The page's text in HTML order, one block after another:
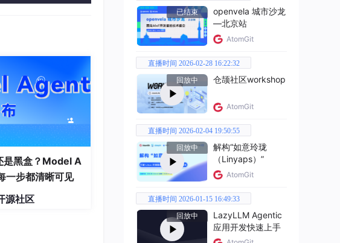
端的企业来说，是
小、成本更低"已经
将推理速度最高提
己设备上跑起来的
数十亿参数从显存
超过1000倍——从G
是黑盒？Model A
一步都清晰可见
源社区
已结束
openvela 城市沙龙
—北京站
AtomGit
直播时间 2026-02-28 16:22:32
回放中
仓颉社区workshop
AtomGit
直播时间 2026-02-04 19:50:55
回放中
解构“如意玲珑
（Linyaps）”
AtomGit
直播时间 2026-01-15 16:49:33
回放中
LazyLLM Agentic
应用开发快速上手